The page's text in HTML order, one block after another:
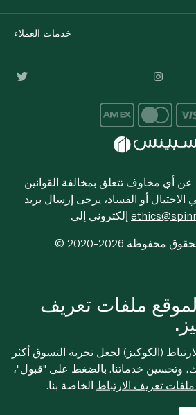
خدمات العملاء
أي مخاوف تتعلق بمخالفة القوانين
الاحتيال أو الفساد، يرجى إرسال بريد
كل الحقوق محفوظة
ملفات تعريف
(الكوكيز) لجعل تجربة التسوق أكثر
وتحسين خدماتنا. بالضغط على "قبول"،
تعريف الارتباط الخاصة بنا.